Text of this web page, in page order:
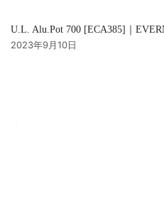
U.L. Alu.Pot 700 [ECA385]｜
2023年9月10日